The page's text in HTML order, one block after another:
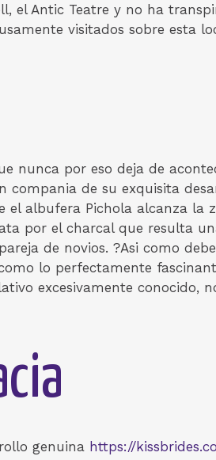
el Antic Teatre y no ha
visitados sobre esta
nunca por eso deja de
de su exquisita
el albufera Pichola alcanza la
por el charcal que resulta
de novios. ?Asi­ como
lo perfectamente
excesivamente conocido,
genuina https://